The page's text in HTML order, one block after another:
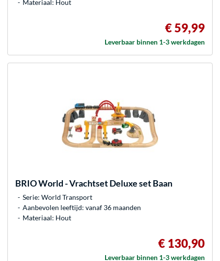
Materiaal: Hout
€ 59,99
Leverbaar binnen 1-3 werkdagen
BRIOWorld - Vrachtset Deluxe set Baan
Serie: World Transport
Aanbevolen leeftijd: vanaf 36 maanden
Materiaal: Hout
€ 130,90
Leverbaar binnen 1-3 werkdagen